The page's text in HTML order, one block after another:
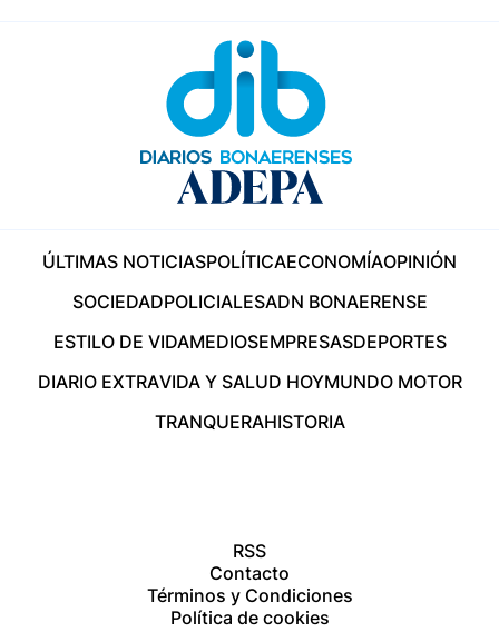
ÚLTIMAS NOTICIASPOLÍTICAECONOMÍAOPINIÓN
SOCIEDADPOLICIALESADN BONAERENSE
ESTILO DE VIDAMEDIOSEMPRESASDEPORTES
DIARIO EXTRAVIDA Y SALUD HOYMUNDO MOTOR
TRANQUERAHISTORIA
RSS
Contacto
Términos y Condiciones
Política de cookies